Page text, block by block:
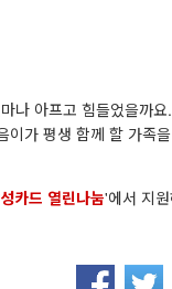
나 아프고 힘들었을까
이가 평생 함께 할 가족
카드 열린나눔'에서 지